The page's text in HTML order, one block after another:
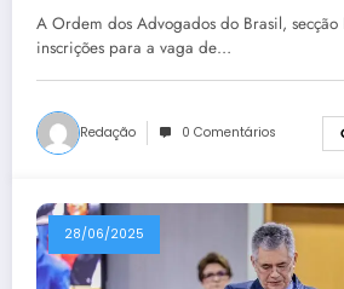
no TJ
A Ordem dos Advogados do Brasil,
inscrições para a vaga de…
Redação 0 Comentários
28/06/2025